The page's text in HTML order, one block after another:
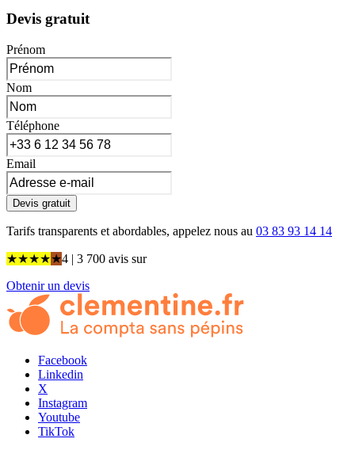
Devis gratuit
Prénom
Nom
Téléphone
Email
Devis gratuit
Tarifs transparents et abordables, appelez nous au 03 83 93 14 14
★★★★★4 | 3 700 avis sur
Obtenir un devis
Facebook
Linkedin
X
Instagram
Youtube
TikTok